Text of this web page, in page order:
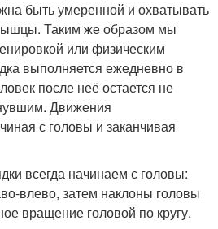
быть умеренной и охватывать
Таким же образом мы
или физическим
выполняется ежедневно в
после неё остается не
Движения
с головы и заканчивая
всегда начинаем с головы:
влево, затем наклоны головы
вращение головой по кругу.